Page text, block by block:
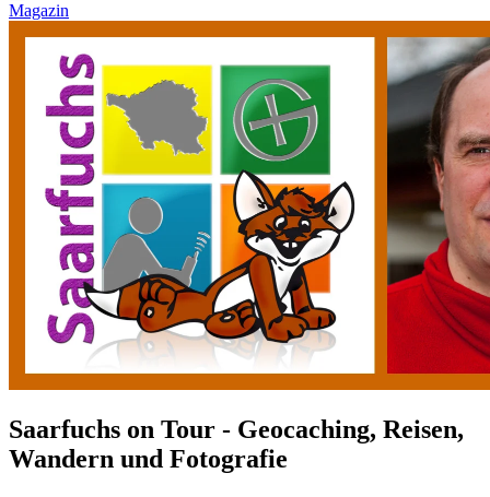
Magazin
Saarfuchs on Tour - Geocaching, Reisen,
Wandern und Fotografie